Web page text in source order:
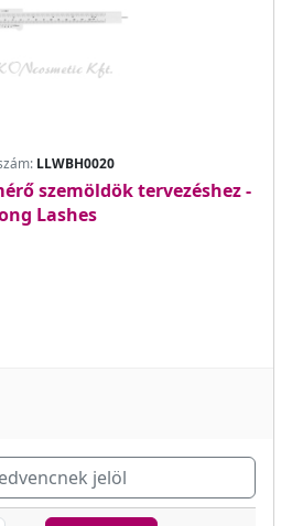
LLWBH0020
szemöldök tervezéshez -
Lashes
jelöl